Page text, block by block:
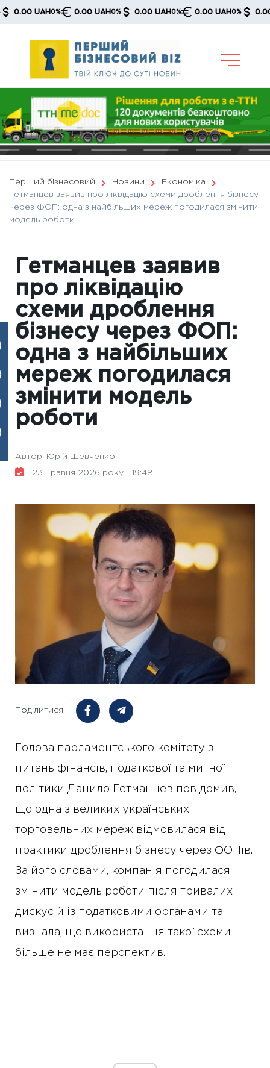
Skip
UAH0% 0.00 UAH0% 0.00 UAH0% 0.00 UAH0% 0.00
Перший бізнесовий Новини
Економіка
Гетманцев заявив про ліквідацію схеми дроблення бізнесу
через ФОП: одна з найбільших мереж погодилася змінити
модель роботи
Гетманцев заявив
про ліквідацію
схеми дроблення
бізнесу через ФОП:
одна з найбільших
мереж погодилася
змінити модель
роботи
Автор: Юрій Шевченко
23 Травня 2026 року - 19:48
Поділитися:
Голова парламентського комітету з
питань фінансів, податкової та митної
політики Данило Гетманцев повідомив,
що одна з великих українських
торговельних мереж відмовилася від
практики дроблення бізнесу через ФОПів.
За його словами, компанія погодилася
змінити модель роботи після тривалих
дискусій із податковими органами та
визнала, що використання такої схеми
більше не має перспектив.